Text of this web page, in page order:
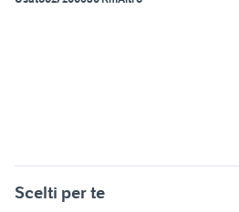
Scelti per te